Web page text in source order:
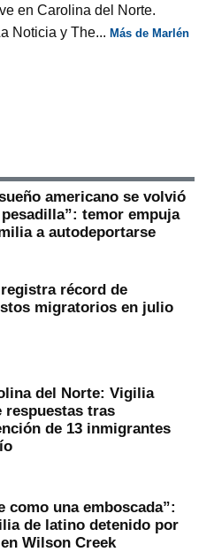
en Carolina del Norte.
Noticia y The...Más de Marlén
americano se volvió
temor empuja
a autodeportarse
récord de
migratorios en julio
del Norte: Vigilia
respuestas tras
de 13 inmigrantes
como una emboscada”:
de latino detenido por
Wilson Creek